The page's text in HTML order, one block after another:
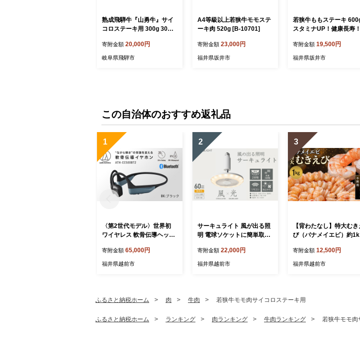
熟成飛騨牛『山勇牛』サイ
コロステーキ用 300g 30日
熟成 熟成肉 熨斗掛け ギフ
ト
寄附金額 20,000円
岐阜県飛騨市
A4等級以上若狭牛モモステ
ーキ肉 520g [B-10701]
寄附金額 23,000円
福井県坂井市
若狭牛ももステーキ
スタミナUP！健康長寿！
黒毛和種 ブランド牛 和牛
肉 牛 牛肉 赤身肉 ステー
寄附金額 19,500円
福井県坂井市
この自治体のおすすめ返礼品
1
〈第2世代モデル〉世界初
ワイヤレス 軟骨伝導ヘッド
ラック） オーディオテクニ
カ
寄附金額 65,000円
福井県越前市
2
サーキュライト 風が出る照
明 電球ソケットに簡単取付
シャ】
寄附金額 22,000円
福井県越前市
3
【背わたなし】特大むき
び（バナメイエビ）約
背ワタ無し
寄附金額 12,500円
福井県越前市
ふるさと納税ホーム 肉 牛肉 若狭牛モモ肉サイコロステーキ用
ふるさと納税ホーム ランキング 肉ランキング 牛肉ランキング 若狭牛モモ肉